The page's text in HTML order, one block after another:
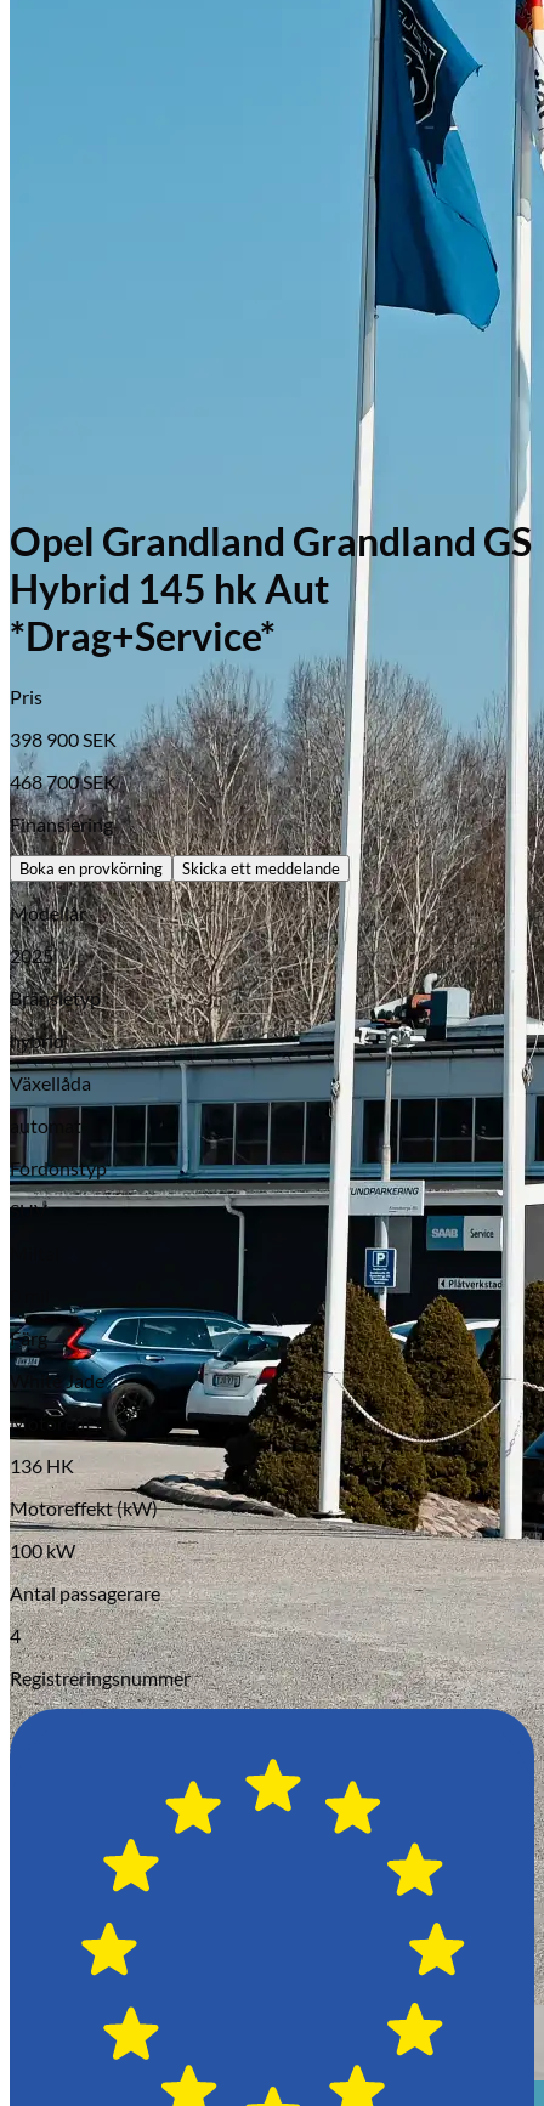
Opel
Opel Grandland Grandland GS
Hybrid 145 hk Aut
*Drag+Service*
Pris
398 900SEK
468 700SEK
Finansiering
Boka en provkörning Skicka ett meddelande
Modellår
2025
Bränsletyp
hybrid
Växellåda
automat
Fordonstyp
SUV
Färg
White Jade
Motoreffekt
136 HK
Motoreffekt (kW)
100 kW
Antal passagerare
4
Registreringsnummer